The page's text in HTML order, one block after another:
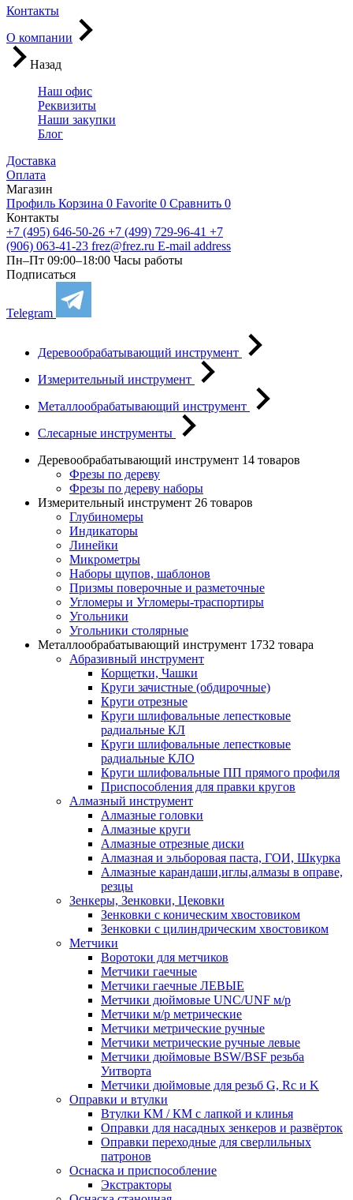
Контакты
О компании
Назад
Наш офис
Реквизиты
Наши закупки
Блог
Доставка
Оплата
Магазин
Профиль Корзина 0 Favorite 0 Сравнить 0
Контакты
+7 (495) 646-50-26 +7 (499) 729-96-41 +7
(906) 063-41-23 frez@frez.ru E-mail address
Пн–Пт 09:00–18:00 Часы работы
Подписаться
Telegram
Деревообрабатывающий инструмент
Измерительный инструмент
Металлообрабатывающий инструмент
Слесарные инструменты
Деревообрабатывающий инструмент 14 товаров
Фрезы по дереву
Фрезы по дереву наборы
Измерительный инструмент 26 товаров
Глубиномеры
Индикаторы
Линейки
Микрометры
Наборы щупов, шаблонов
Призмы поверочные и разметочные
Угломеры и Угломеры-траспортиры
Угольники
Угольники столярные
Металлообрабатывающий инструмент 1732 товара
Абразивный инструмент
Корщетки, Чашки
Круги зачистные (обдирочные)
Круги отрезные
Круги шлифовальные лепестковые
радиальные КЛ
Круги шлифовальные лепестковые
радиальные КЛО
Круги шлифовальные ПП прямого профиля
Приспособления для правки кругов
Алмазный инструмент
Алмазные головки
Алмазные круги
Алмазные отрезные диски
Алмазная и эльборовая паста, ГОИ, Шкурка
Алмазные карандаши,иглы,алмазы в оправе,
резцы
Зенкеры, Зенковки, Цековки
Зенковки с коническим хвостовиком
Зенковки с цилиндрическим хвостовиком
Метчики
Воротоки для метчиков
Метчики гаечные
Метчики гаечные ЛЕВЫЕ
Метчики дюймовые UNC/UNF м/р
Метчики м/р метрические
Метчики метрические ручные
Метчики метрические ручные левые
Метчики дюймовые BSW/BSF резьба
Уитворта
Метчики дюймовые для резьб G, Rc и K
Оправки и втулки
Втулки КМ / КМ с лапкой и клинья
Оправки для насадных зенкеров и развёрток
Оправки переходные для сверлильных
патронов
Оснаска и приспособление
Экстракторы